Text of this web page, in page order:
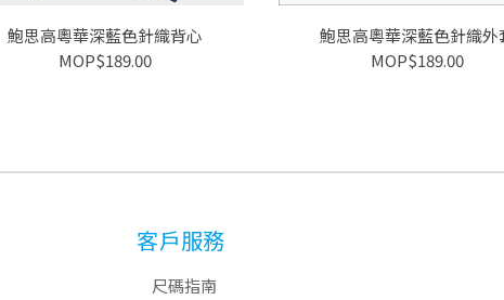
鮑思高粵華深藍色針織背心
MOP$189.00
鮑思高粵華深藍色針織外
MOP$189.00
客戶服務
尺碼指南